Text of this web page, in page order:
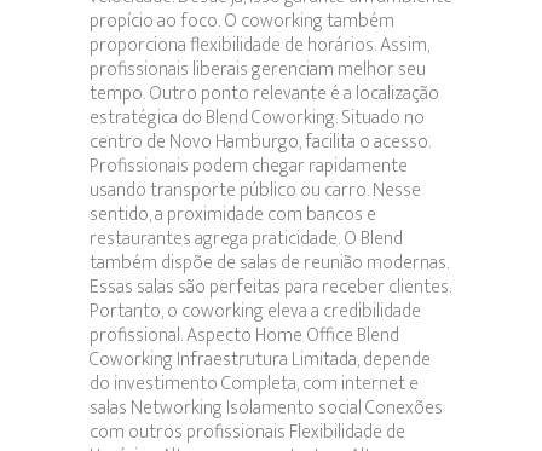
propício ao foco. O coworking também
proporciona flexibilidade de horários. Assim,
profissionais liberais gerenciam melhor seu
tempo. Outro ponto relevante é a localização
estratégica do Blend Coworking. Situado no
centro de Novo Hamburgo, facilita o acesso.
Profissionais podem chegar rapidamente
usando transporte público ou carro. Nesse
sentido, a proximidade com bancos e
restaurantes agrega praticidade. O Blend
também dispõe de salas de reunião modernas.
Essas salas são perfeitas para receber clientes.
Portanto, o coworking eleva a credibilidade
profissional. Aspecto Home Office Blend
Coworking Infraestrutura Limitada, depende
do investimento Completa, com internet e
salas Networking Isolamento social Conexões
com outros profissionais Flexibilidade de